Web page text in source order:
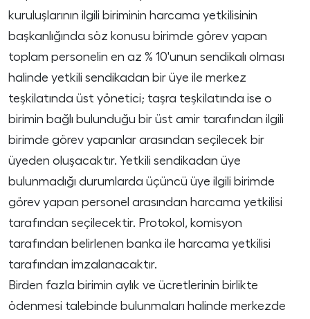
kuruluşlarının ilgili biriminin harcama yetkilisinin
başkanlığında söz konusu birimde görev yapan
toplam personelin en az % 10'unun sendikalı olması
halinde yetkili sendikadan bir üye ile merkez
teşkilatında üst yönetici; taşra teşkilatında ise o
birimin bağlı bulunduğu bir üst amir tarafından ilgili
birimde görev yapanlar arasından seçilecek bir
üyeden oluşacaktır. Yetkili sendikadan üye
bulunmadığı durumlarda üçüncü üye ilgili birimde
görev yapan personel arasından harcama yetkilisi
tarafından seçilecektir. Protokol, komisyon
tarafından belirlenen banka ile harcama yetkilisi
tarafından imzalanacaktır.
Birden fazla birimin aylık ve ücretlerinin birlikte
ödenmesi talebinde bulunmaları halinde merkezde